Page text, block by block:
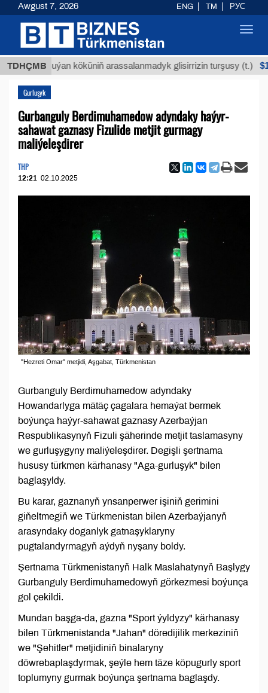
TDHÇMB
Buýan köküniň arassalanmadyk glisirrizin turşusy (t.)
Gurluşyk
Gurbanguly Berdimuhamedow adyndaky haýyr-
sahawat gaznasy Fizulide metjit gurmagy
maliýeleşdirer
THP
12:21 02.10.2025
"Hezreti Omar" metjidi, Aşgabat, Türkmenistan
Gurbanguly Berdimuhamedow adyndaky
Howandarlyga mätäç çagalara hemaýat bermek
boýunça haýyr-sahawat gaznasy Azerbaýjan
Respublikasynyň Fizuli şäherinde metjit taslamasyny
we gurluşygyny maliýeleşdirer. Degişli şertnama
hususy türkmen kärhanasy "Aga-gurluşyk" bilen
baglaşyldy.
Bu karar, gaznanyň ynsanperwer işiniň gerimini
giňeltmegiň we Türkmenistan bilen Azerbaýjanyň
arasyndaky doganlyk gatnaşyklaryny
pugtalandyrmagyň aýdyň nyşany boldy.
Şertnama Türkmenistanyň Halk Maslahatynyň Başlygy
Gurbanguly Berdimuhamedowyň görkezmesi boýunça
gol çekildi.
Mundan başga-da, gazna "Sport ýyldyzy" kärhanasy
bilen Türkmenistanda "Jahan" döredijilik merkeziniň
we "Şehitler" metjidiniň binalaryny
döwrebaplaşdyrmak, şeýle hem täze köpugurly sport
toplumyny gurmak boýunça şertnama baglaşdy.
Awgust 7, 2026 ENG TM РУС